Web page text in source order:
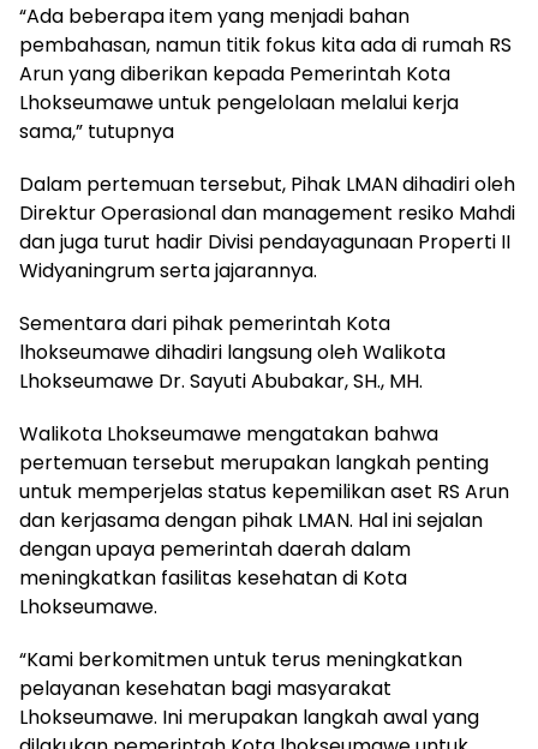
“Ada beberapa item yang menjadi bahan
pembahasan, namun titik fokus kita ada di rumah RS
Arun yang diberikan kepada Pemerintah Kota
Lhokseumawe untuk pengelolaan melalui kerja
sama,” tutupnya
Dalam pertemuan tersebut, Pihak LMAN dihadiri oleh
Direktur Operasional dan management resiko Mahdi
dan juga turut hadir Divisi pendayagunaan Properti II
Widyaningrum serta jajarannya.
Sementara dari pihak pemerintah Kota
lhokseumawe dihadiri langsung oleh Walikota
Lhokseumawe Dr. Sayuti Abubakar, SH., MH.
Walikota Lhokseumawe mengatakan bahwa
pertemuan tersebut merupakan langkah penting
untuk memperjelas status kepemilikan aset RS Arun
dan kerjasama dengan pihak LMAN. Hal ini sejalan
dengan upaya pemerintah daerah dalam
meningkatkan fasilitas kesehatan di Kota
Lhokseumawe.
“Kami berkomitmen untuk terus meningkatkan
pelayanan kesehatan bagi masyarakat
Lhokseumawe. Ini merupakan langkah awal yang